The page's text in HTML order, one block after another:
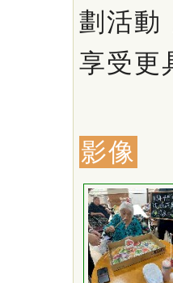
劃活動
享受更
影像